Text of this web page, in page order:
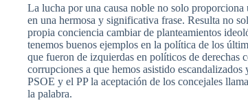
La lucha por una causa noble no solo
en una hermosa y significativa frase. Resulta no
propia conciencia cambiar de planteamientos
tenemos buenos ejemplos en la política de los
que fueron de izquierdas en políticos de derechas
corrupciones a que hemos asistido
PSOE y el PP la aceptación de los concejales
la palabra.